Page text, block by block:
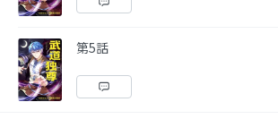
第5話